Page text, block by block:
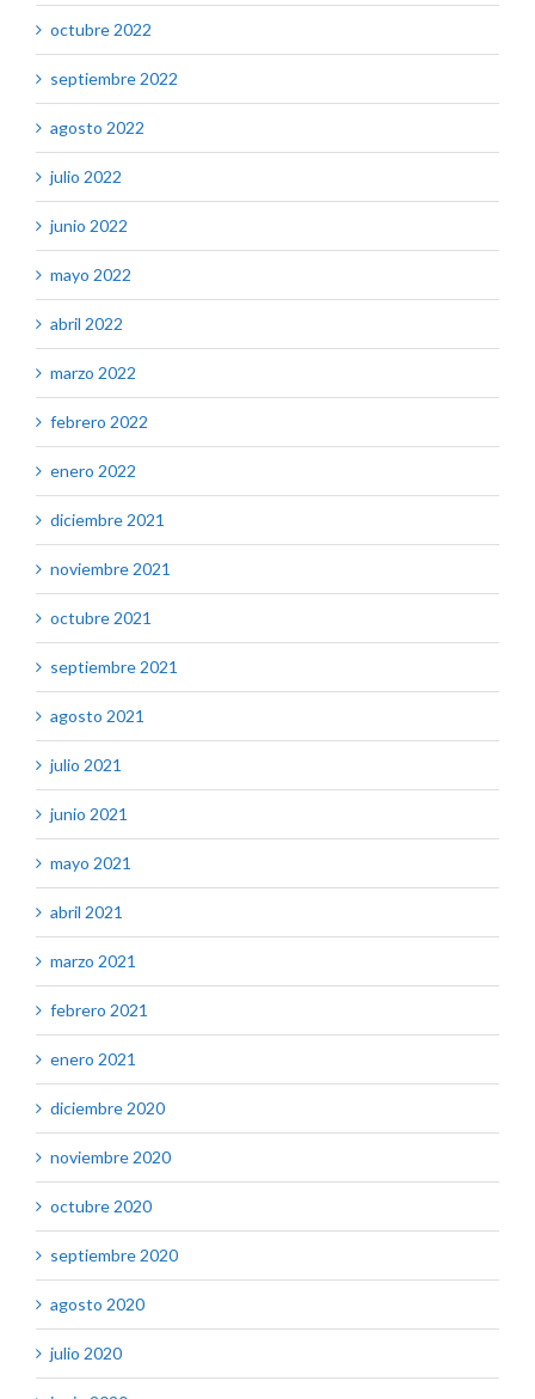
octubre 2022
septiembre 2022
agosto 2022
julio 2022
junio 2022
mayo 2022
abril 2022
marzo 2022
febrero 2022
enero 2022
diciembre 2021
noviembre 2021
octubre 2021
septiembre 2021
agosto 2021
julio 2021
junio 2021
mayo 2021
abril 2021
marzo 2021
febrero 2021
enero 2021
diciembre 2020
noviembre 2020
octubre 2020
septiembre 2020
agosto 2020
julio 2020